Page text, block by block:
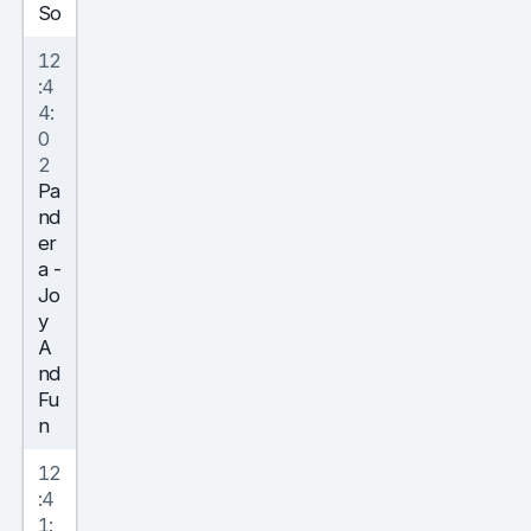
So
12
:4
4:
0
2
Pa
nd
er
a-
Jo
y
A
nd
Fu
n
12
:4
1: